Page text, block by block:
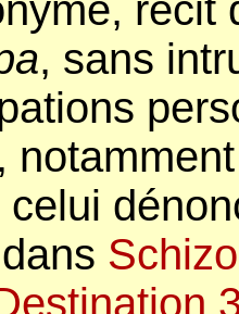
récit
, sans
celui